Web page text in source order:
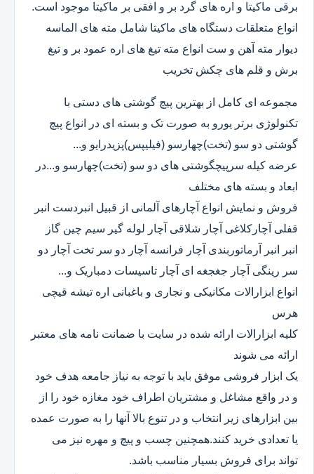
برقی ماکیتا و اره های گرد بر و افقی بر ماکیتا موجود است.
انواع متعلقات دستگاه های ماکیتا شامل مته های الماسه
دیوار مته آهن و ست انواع مته تیغ های اره عمود بر و تیغ
برش و قلم های چکش تخریب
مجموعه ای کامل از بهترین پیچ گوشتی های دستی با
تکنولوژی برتر یورو به صورت تک و بسته ای در انواع پیچ
گوشتی دو سو (تخت)چهارسو (فیلیپس)پزیدرایو و...
عرضه کیله سرپیچگوشتی های دو سو (تخت)چهارسو و...در
ابعاد و بسته های مختلف
فروش و نمایش انواع آچارهای آلمانی از قبیل انبردست انبر
قفلی آچارکلاغی آچار شلاقی آچار لوله گیر سیم چین گاز
انبر انبر آرماتوربندی آچار فرانسه آچار دو سر تخت آچار دو
سر رینگی آچار جغجغه ای آچار تاسیسات دمباریک و...
انواع ابزارالات مکانیکی و نجاری و باغبانی اره تیشه قیچی
هرس
کلیه ابزارالات ارائه شده در سایت با ضمانت نامه های معتبر
ارائه می شوند
یک ابزار فروشی موفق باید با توجه به نیاز جامعه هدف خود
و در واقع مشاغل و مشتریان اطراف خود مغازه خود را از
بین ابزارهای زیر انتخاب و در تنوع بالا آنها را به صورت عمده
یا تعدادی خرید کنند.همچنین چسب و پیچ و مهره نیز می
تواند برای فروش بسیار مناسب باشد.